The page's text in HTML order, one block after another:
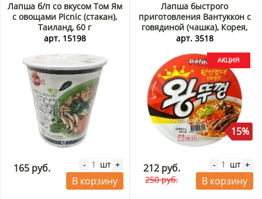
Лапша б/п со вкусом Том Ям
с овощами Picnic (стакан),
Таиланд, 60 г
арт. 15198
165 руб. - шт +
В корзину
Лапша быстрого
приготовления Вантуккон с
говядиной (чашка), Корея,
110 г Акция
арт. 3518
15%
212 руб.
250 руб.
- шт +
В корзину